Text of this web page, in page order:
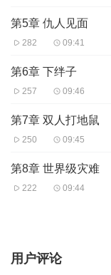
第5章 仇人见面
282 09:41
第6章 下绊子
257 09:46
第7章 双人打地鼠
250 09:45
第8章 世界级灾难
222 09:44
用户评论